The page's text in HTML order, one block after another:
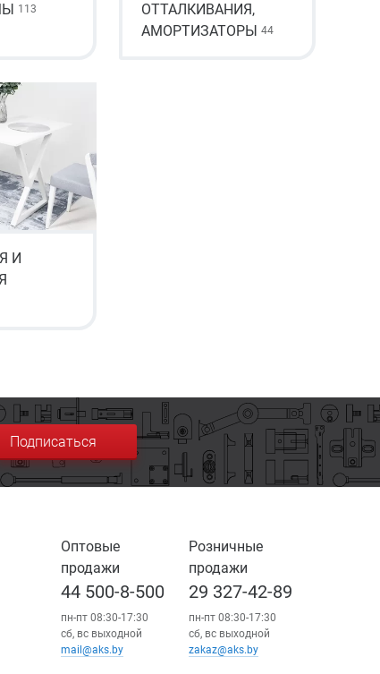
113
ОТТАЛКИВАНИЯ,
АМОРТИЗАТОРЫ 44
И
Подписаться
Оптовые
продажи
44 500-8-500
пн-пт 08:30-17:30
сб, вс выходной
mail@aks.by
Розничные
продажи
29 327-42-89
пн-пт 08:30-17:30
сб, вс выходной
zakaz@aks.by